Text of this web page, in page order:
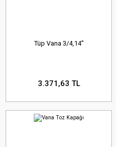
Tüp Vana 3/4,14''
3.371,63 TL